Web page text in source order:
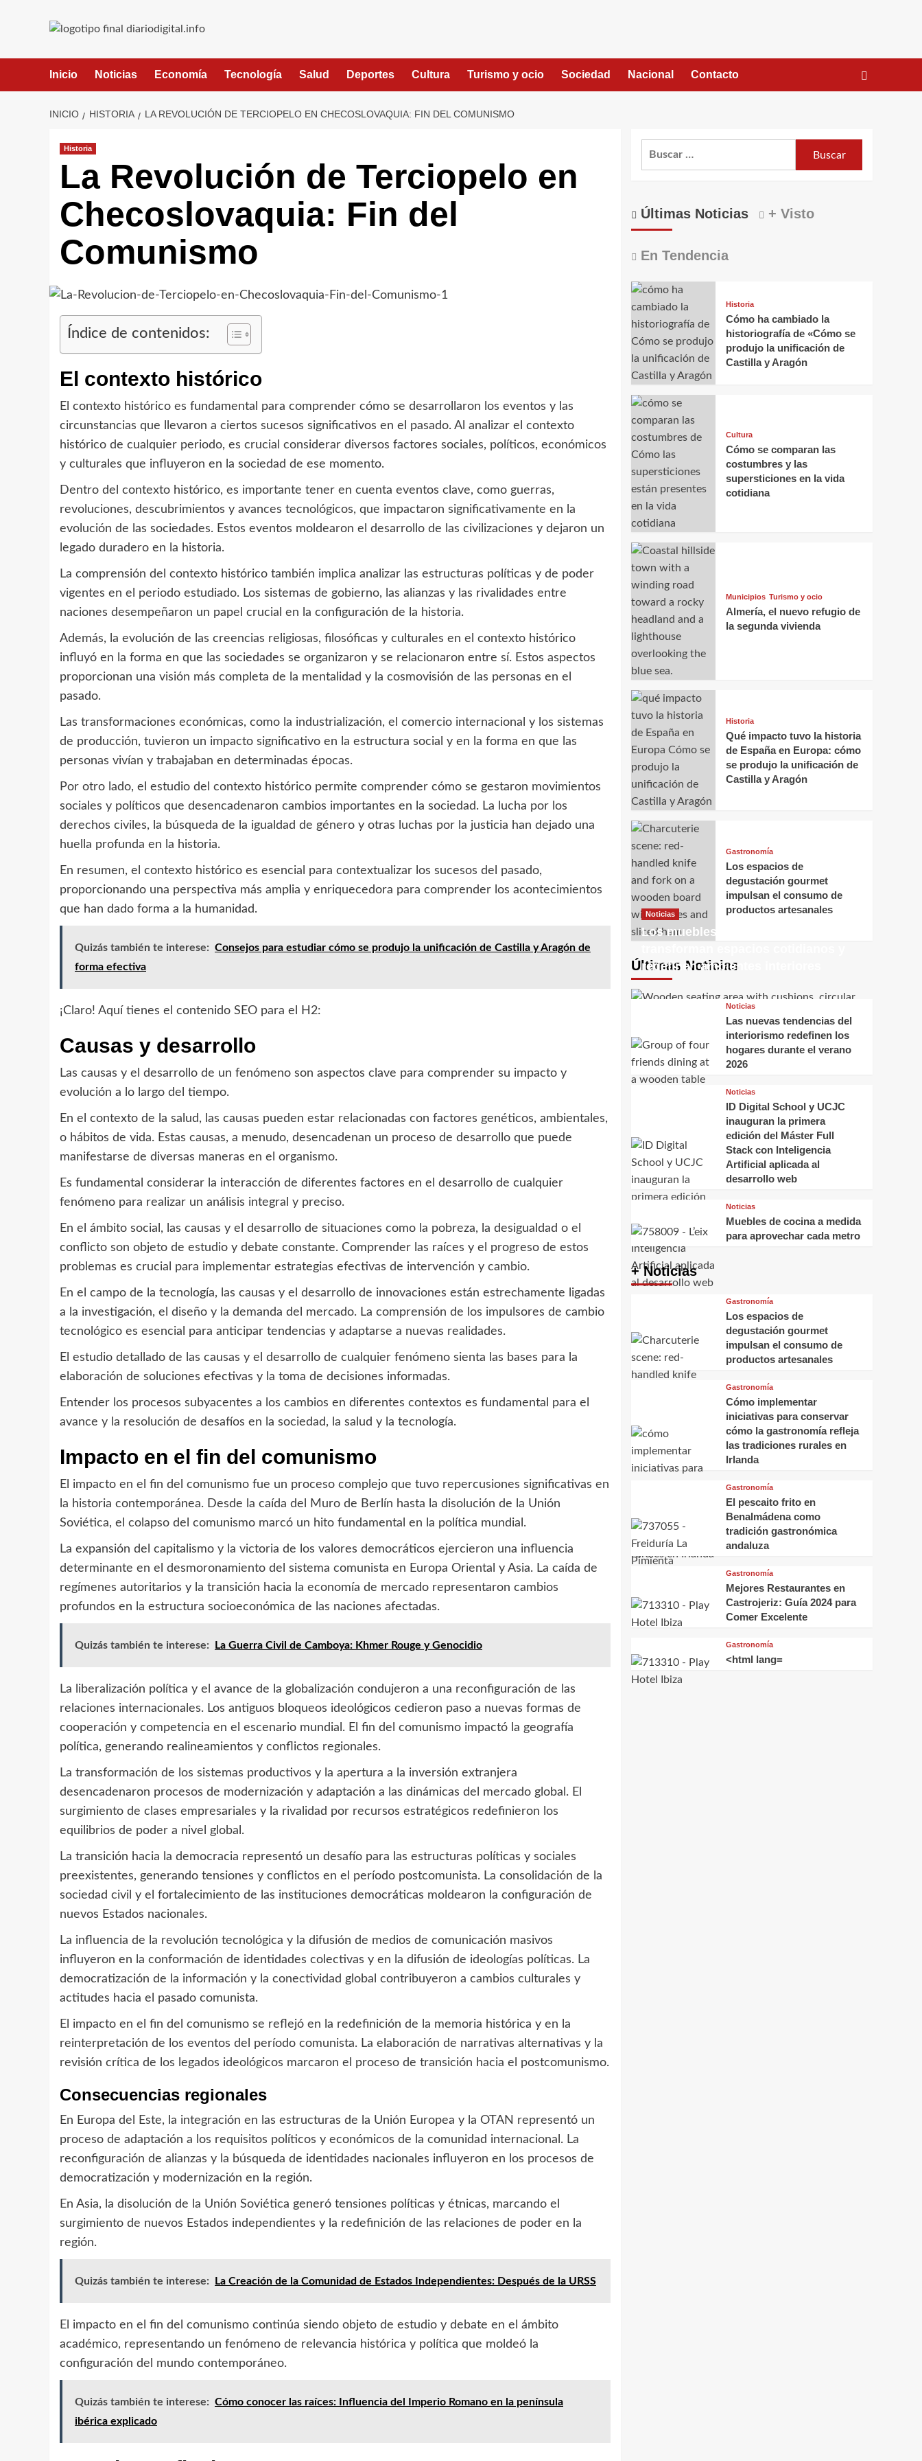
Inicio Noticias Economía Tecnología Salud Deportes Cultura Turismo y ocio Sociedad Nacional Contacto
INICIO HISTORIA LA REVOLUCIÓN DE TERCIOPELO EN CHECOSLOVAQUIA: FIN DEL COMUNISMO
Historia
La Revolución de Terciopelo en
Checoslovaquia: Fin del
Comunismo
Índice de contenidos:
El contexto histórico
El contexto histórico es fundamental para comprender cómo se desarrollaron los eventos y las
circunstancias que llevaron a ciertos sucesos significativos en el pasado. Al analizar el contexto
histórico de cualquier periodo, es crucial considerar diversos factores sociales, políticos, económicos
y culturales que influyeron en la sociedad de ese momento.
Dentro del contexto histórico, es importante tener en cuenta eventos clave, como guerras,
revoluciones, descubrimientos y avances tecnológicos, que impactaron significativamente en la
evolución de las sociedades. Estos eventos moldearon el desarrollo de las civilizaciones y dejaron un
legado duradero en la historia.
La comprensión del contexto histórico también implica analizar las estructuras políticas y de poder
vigentes en el periodo estudiado. Los sistemas de gobierno, las alianzas y las rivalidades entre
naciones desempeñaron un papel crucial en la configuración de la historia.
Además, la evolución de las creencias religiosas, filosóficas y culturales en el contexto histórico
influyó en la forma en que las sociedades se organizaron y se relacionaron entre sí. Estos aspectos
proporcionan una visión más completa de la mentalidad y la cosmovisión de las personas en el
pasado.
Las transformaciones económicas, como la industrialización, el comercio internacional y los sistemas
de producción, tuvieron un impacto significativo en la estructura social y en la forma en que las
personas vivían y trabajaban en determinadas épocas.
Por otro lado, el estudio del contexto histórico permite comprender cómo se gestaron movimientos
sociales y políticos que desencadenaron cambios importantes en la sociedad. La lucha por los
derechos civiles, la búsqueda de la igualdad de género y otras luchas por la justicia han dejado una
huella profunda en la historia.
En resumen, el contexto histórico es esencial para contextualizar los sucesos del pasado,
proporcionando una perspectiva más amplia y enriquecedora para comprender los acontecimientos
que han dado forma a la humanidad.
Quizás también te interese: Consejos para estudiar cómo se produjo la unificación de Castilla y Aragón de
forma efectiva
¡Claro! Aquí tienes el contenido SEO para el H2:
Causas y desarrollo
Las causas y el desarrollo de un fenómeno son aspectos clave para comprender su impacto y
evolución a lo largo del tiempo.
En el contexto de la salud, las causas pueden estar relacionadas con factores genéticos, ambientales,
o hábitos de vida. Estas causas, a menudo, desencadenan un proceso de desarrollo que puede
manifestarse de diversas maneras en el organismo.
Es fundamental considerar la interacción de diferentes factores en el desarrollo de cualquier
fenómeno para realizar un análisis integral y preciso.
En el ámbito social, las causas y el desarrollo de situaciones como la pobreza, la desigualdad o el
conflicto son objeto de estudio y debate constante. Comprender las raíces y el progreso de estos
problemas es crucial para implementar estrategias efectivas de intervención y cambio.
En el campo de la tecnología, las causas y el desarrollo de innovaciones están estrechamente ligadas
a la investigación, el diseño y la demanda del mercado. La comprensión de los impulsores de cambio
tecnológico es esencial para anticipar tendencias y adaptarse a nuevas realidades.
El estudio detallado de las causas y el desarrollo de cualquier fenómeno sienta las bases para la
elaboración de soluciones efectivas y la toma de decisiones informadas.
Entender los procesos subyacentes a los cambios en diferentes contextos es fundamental para el
avance y la resolución de desafíos en la sociedad, la salud y la tecnología.
Impacto en el fin del comunismo
El impacto en el fin del comunismo fue un proceso complejo que tuvo repercusiones significativas en
la historia contemporánea. Desde la caída del Muro de Berlín hasta la disolución de la Unión
Soviética, el colapso del comunismo marcó un hito fundamental en la política mundial.
La expansión del capitalismo y la victoria de los valores democráticos ejercieron una influencia
determinante en el desmoronamiento del sistema comunista en Europa Oriental y Asia. La caída de
regímenes autoritarios y la transición hacia la economía de mercado representaron cambios
profundos en la estructura socioeconómica de las naciones afectadas.
Quizás también te interese: La Guerra Civil de Camboya: Khmer Rouge y Genocidio
La liberalización política y el avance de la globalización condujeron a una reconfiguración de las
relaciones internacionales. Los antiguos bloqueos ideológicos cedieron paso a nuevas formas de
cooperación y competencia en el escenario mundial. El fin del comunismo impactó la geografía
política, generando realineamientos y conflictos regionales.
La transformación de los sistemas productivos y la apertura a la inversión extranjera
desencadenaron procesos de modernización y adaptación a las dinámicas del mercado global. El
surgimiento de clases empresariales y la rivalidad por recursos estratégicos redefinieron los
equilibrios de poder a nivel global.
La transición hacia la democracia representó un desafío para las estructuras políticas y sociales
preexistentes, generando tensiones y conflictos en el período postcomunista. La consolidación de la
sociedad civil y el fortalecimiento de las instituciones democráticas moldearon la configuración de
nuevos Estados nacionales.
La influencia de la revolución tecnológica y la difusión de medios de comunicación masivos
influyeron en la conformación de identidades colectivas y en la difusión de ideologías políticas. La
democratización de la información y la conectividad global contribuyeron a cambios culturales y
actitudes hacia el pasado comunista.
El impacto en el fin del comunismo se reflejó en la redefinición de la memoria histórica y en la
reinterpretación de los eventos del período comunista. La elaboración de narrativas alternativas y la
revisión crítica de los legados ideológicos marcaron el proceso de transición hacia el postcomunismo.
Consecuencias regionales
En Europa del Este, la integración en las estructuras de la Unión Europea y la OTAN representó un
proceso de adaptación a los requisitos políticos y económicos de la comunidad internacional. La
reconfiguración de alianzas y la búsqueda de identidades nacionales influyeron en los procesos de
democratización y modernización en la región.
En Asia, la disolución de la Unión Soviética generó tensiones políticas y étnicas, marcando el
surgimiento de nuevos Estados independientes y la redefinición de las relaciones de poder en la
región.
Quizás también te interese: La Creación de la Comunidad de Estados Independientes: Después de la URSS
El impacto en el fin del comunismo continúa siendo objeto de estudio y debate en el ámbito
académico, representando un fenómeno de relevancia histórica y política que moldeó la
configuración del mundo contemporáneo.
Quizás también te interese: Cómo conocer las raíces: Influencia del Imperio Romano en la península
ibérica explicado
Últimas Noticias + Visto
En Tendencia
Historia
Cómo ha cambiado la
historiografía de «Cómo se
produjo la unificación de
Castilla y Aragón
Cultura
Cómo se comparan las
costumbres y las
supersticiones en la vida
cotidiana
Municipios Turismo y ocio
Almería, el nuevo refugio de
la segunda vivienda
Historia
Qué impacto tuvo la historia
de España en Europa: cómo
se produjo la unificación de
Castilla y Aragón
Gastronomía
Los espacios de
degustación gourmet
impulsan el consumo de
productos artesanales
Últimas Noticias
Noticias
Los muebles decorativos
redefinen ambientes interiores
Noticias
Las nuevas tendencias del
interiorismo redefinen los
hogares durante el verano
2026
Noticias
ID Digital School y UCJC
inauguran la primera
edición del Máster Full
Stack con Inteligencia
Artificial aplicada al
desarrollo web
Noticias
Muebles de cocina a medida
para aprovechar cada metro
+ Noticias
Gastronomía
Los espacios de
degustación gourmet
impulsan el consumo de
productos artesanales
Gastronomía
Cómo implementar
iniciativas para conservar
cómo la gastronomía refleja
las tradiciones rurales en
Irlanda
Gastronomía
El pescaito frito en
Benalmádena como
tradición gastronómica
andaluza
Gastronomía
Mejores Restaurantes en
Castrojeriz: Guía 2024 para
Comer Excelente
Gastronomía
<html lang=